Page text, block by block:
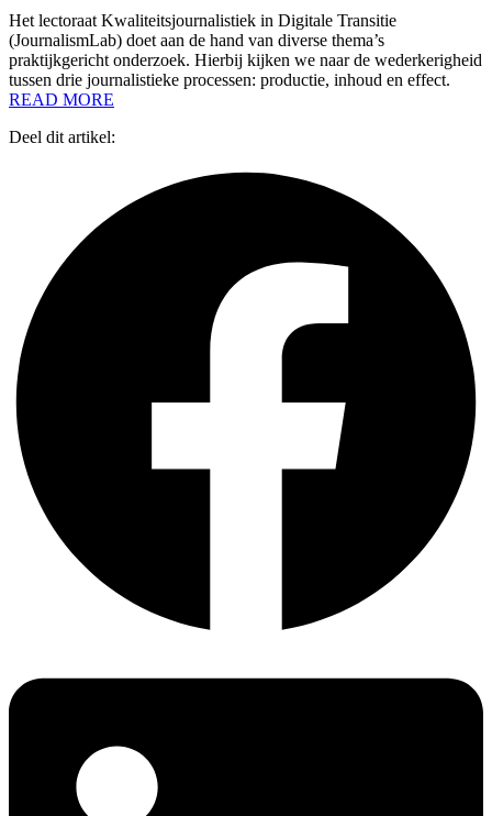
Het lectoraat Kwaliteitsjournalistiek in Digitale Transitie
(JournalismLab) doet aan de hand van diverse thema’s
praktijkgericht onderzoek. Hierbij kijken we naar de wederkerigheid
tussen drie journalistieke processen: productie, inhoud en effect.
READ MORE
Deel dit artikel: